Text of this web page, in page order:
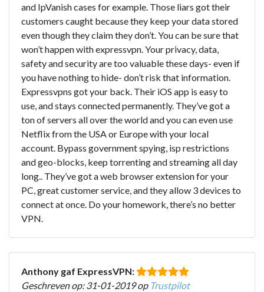
and IpVanish cases for example. Those liars got their
customers caught because they keep your data stored
even though they claim they don’t. You can be sure that
won’t happen with expressvpn. Your privacy, data,
safety and security are too valuable these days- even if
you have nothing to hide- don’t risk that information.
Expressvpns got your back. Their iOS app is easy to
use, and stays connected permanently. They’ve got a
ton of servers all over the world and you can even use
Netflix from the USA or Europe with your local
account. Bypass government spying, isp restrictions
and geo-blocks, keep torrenting and streaming all day
long.. They’ve got a web browser extension for your
PC, great customer service, and they allow 3 devices to
connect at once. Do your homework, there’s no better
VPN.
Anthony gaf ExpressVPN:
Geschreven op: 31-01-2019 op Trustpilot